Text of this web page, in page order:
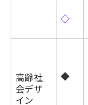
◇
高齢社
会デザ
イン
◆